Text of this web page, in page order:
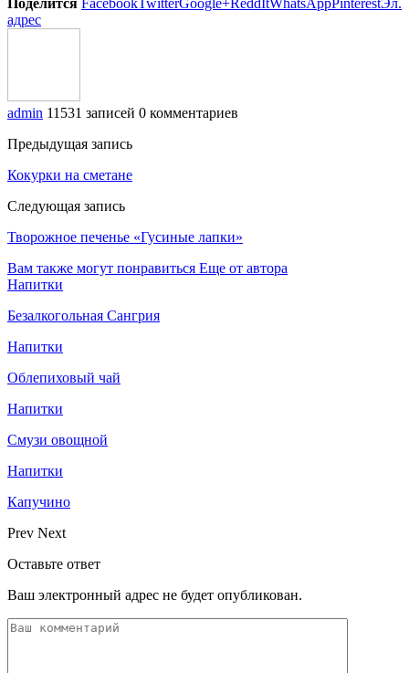
Поделится FacebookTwitterGoogle+ReddItWhatsAppPinterestЭл.
адрес
admin 11531 записей 0 комментариев
Предыдущая запись
Кокурки на сметане
Следующая запись
Творожное печенье «Гусиные лапки»
Вам также могут понравиться Еще от автора
Напитки
Безалкогольная Сангрия
Напитки
Облепиховый чай
Напитки
Смузи овощной
Напитки
Капучино
Prev Next
Оставьте ответ
Ваш электронный адрес не будет опубликован.